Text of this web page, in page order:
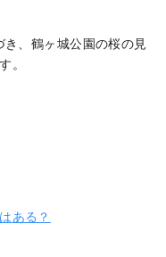
、鶴ヶ城公園の桜の見
。
ある？